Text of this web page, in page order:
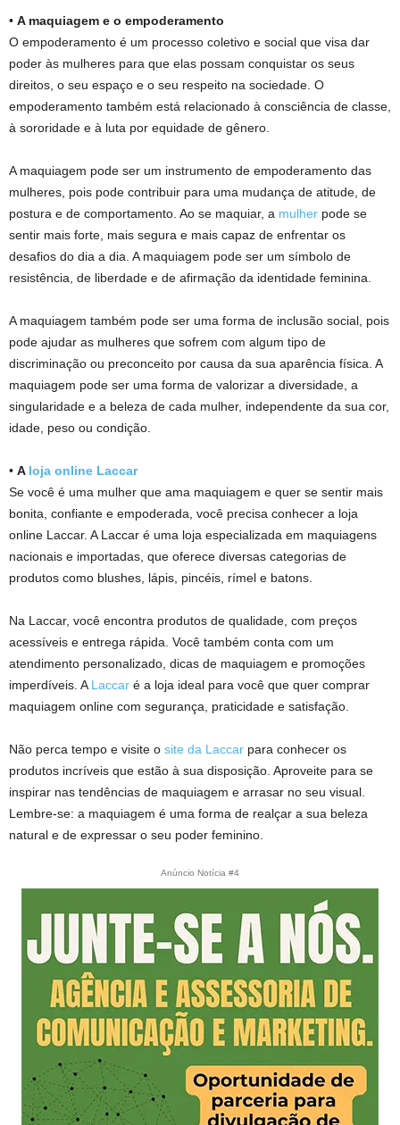
• A maquiagem e o empoderamento
O empoderamento é um processo coletivo e social que visa dar
poder às mulheres para que elas possam conquistar os seus
direitos, o seu espaço e o seu respeito na sociedade. O
empoderamento também está relacionado à consciência de classe,
à sororidade e à luta por equidade de gênero.
A maquiagem pode ser um instrumento de empoderamento das
mulheres, pois pode contribuir para uma mudança de atitude, de
postura e de comportamento. Ao se maquiar, a mulher pode se
sentir mais forte, mais segura e mais capaz de enfrentar os
desafios do dia a dia. A maquiagem pode ser um símbolo de
resistência, de liberdade e de afirmação da identidade feminina.
A maquiagem também pode ser uma forma de inclusão social, pois
pode ajudar as mulheres que sofrem com algum tipo de
discriminação ou preconceito por causa da sua aparência física. A
maquiagem pode ser uma forma de valorizar a diversidade, a
singularidade e a beleza de cada mulher, independente da sua cor,
idade, peso ou condição.
• A loja online Laccar
Se você é uma mulher que ama maquiagem e quer se sentir mais
bonita, confiante e empoderada, você precisa conhecer a loja
online Laccar. A Laccar é uma loja especializada em maquiagens
nacionais e importadas, que oferece diversas categorias de
produtos como blushes, lápis, pincéis, rímel e batons.
Na Laccar, você encontra produtos de qualidade, com preços
acessíveis e entrega rápida. Você também conta com um
atendimento personalizado, dicas de maquiagem e promoções
imperdíveis. ALaccar é a loja ideal para você que quer comprar
maquiagem online com segurança, praticidade e satisfação.
Não perca tempo e visite o site da Laccar para conhecer os
produtos incríveis que estão à sua disposição. Aproveite para se
inspirar nas tendências de maquiagem e arrasar no seu visual.
Lembre-se: a maquiagem é uma forma de realçar a sua beleza
natural e de expressar o seu poder feminino.
Anúncio Notícia #4